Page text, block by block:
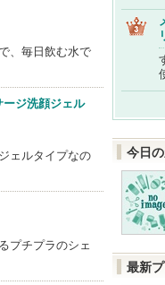
、毎日飲む水で
ジ洗顔ジェル
ェルタイプなの
プチプラのシェ
今日
最新